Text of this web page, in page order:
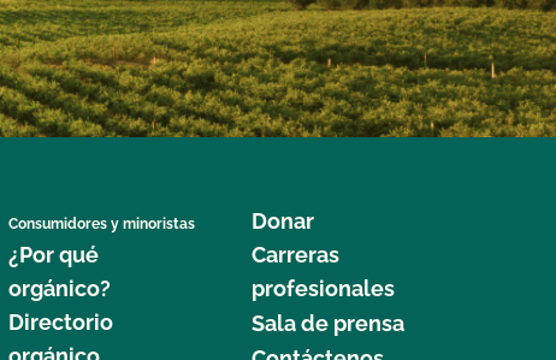
Consumidores y minoristas
¿Por qué
orgánico?
Directorio
Donar
Carreras
profesionales
Sala de prensa